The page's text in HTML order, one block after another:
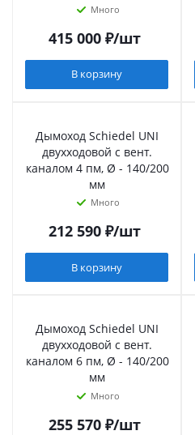
Много
415 000₽/шт
В корзину
Дымоход Schiedel UNI
двухходовой с вент.
каналом 4 пм, Ø - 140/200
мм
Много
212 590₽/шт
В корзину
Дымоход Schiedel UNI
двухходовой с вент.
каналом 6 пм, Ø - 140/200
мм
Много
255 570₽/шт